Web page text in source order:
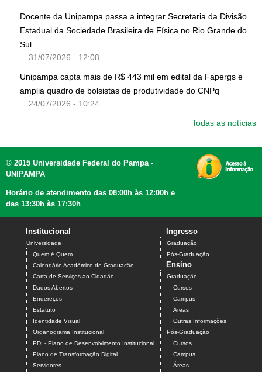
Docente da Unipampa passa a integrar Secretaria da Divisão
Estadual da Sociedade Brasileira de Física no Rio Grande do
Sul
31/07/2026 - 12:08
Unipampa capta mais de R$ 443 mil em edital da Fapergs e
amplia quadro de bolsistas de produtividade do CNPq
24/07/2026 - 10:24
Todas as notícias
© 2015 Universidade Federal do Pampa -
UNIPAMPA
Horário de atendimento das 08:00h às 12:00h e
das 13:30h às 17:30h
Institucional
Universidade
Quem é Quem
Calendário Acadêmico de Graduação
Carta de Serviços ao Cidadão
Dados Abertos
Endereços
Estatuto
Identidade Visual
Organograma Institucional
PDI - Plano de Desenvolvimento Institucional
Plano de Transformação Digital
Servidores
Ingresso
Graduação
Pós-Graduação
Ensino
Graduação
Cursos
Campus
Áreas
Outras Informações
Pós-Graduação
Cursos
Campus
Áreas